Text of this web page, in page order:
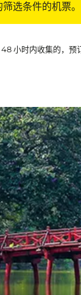
选条件的机票
小时内收集的，预